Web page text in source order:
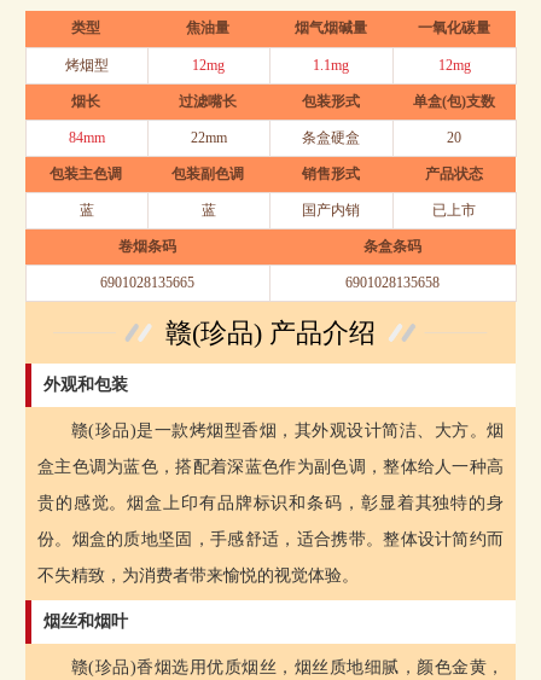
类型 焦油量 烟气烟碱量 一氧化碳量
烤烟型 12mg 1.1mg 12mg
烟长 过滤嘴长 包装形式 单盒(包)支数
84mm 22mm 条盒硬盒 20
包装主色调 包装副色调 销售形式 产品状态
蓝 蓝 国产内销 已上市
卷烟条码 条盒条码
6901028135665 6901028135658
赣(珍品) 产品介绍
外观和包装
赣(珍品)是一款烤烟型香烟，其外观设计简洁、大方。烟
盒主色调为蓝色，搭配着深蓝色作为副色调，整体给人一种高
贵的感觉。烟盒上印有品牌标识和条码，彰显着其独特的身
份。烟盒的质地坚固，手感舒适，适合携带。整体设计简约而
不失精致，为消费者带来愉悦的视觉体验。
烟丝和烟叶
赣(珍品)香烟选用优质烟丝，烟丝质地细腻，颜色金黄，